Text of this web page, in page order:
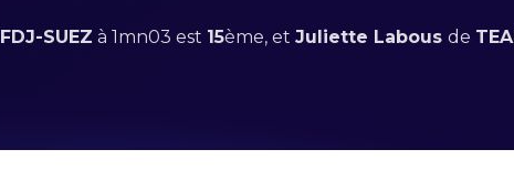
FDJ-SUEZ à 1mn03 est 15ème, etJuliette Labousde